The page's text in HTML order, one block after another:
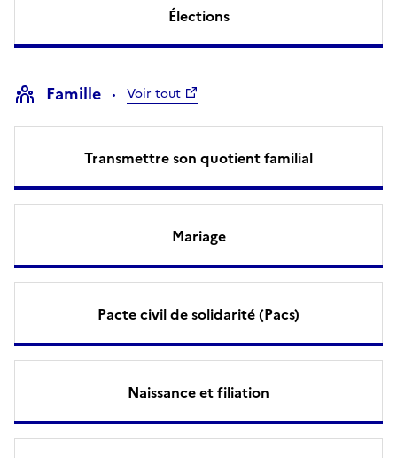
Élections
Famille Voir tout
Transmettre son quotient familial
Mariage
Pacte civil de solidarité (Pacs)
Naissance et filiation